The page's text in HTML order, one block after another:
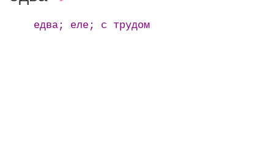
едва; еле; с трудом